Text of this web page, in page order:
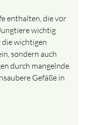
enthalten, die vor
wichtig
wichtigen
sondern auch
durch mangelnde
Gefäße in